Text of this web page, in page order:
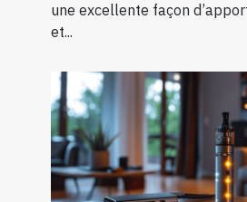
une excellente façon
et...